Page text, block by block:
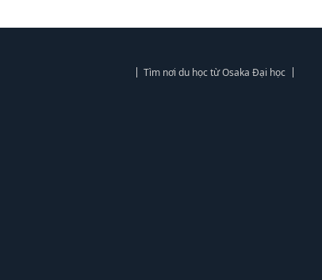
Tìm nơi du học từ Osaka Đại học